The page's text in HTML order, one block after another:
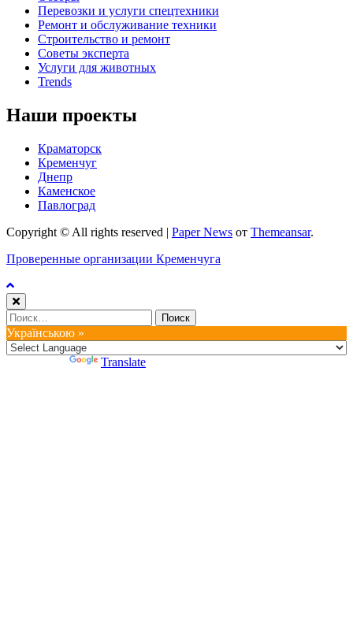
Перевозки и услуги спецтехники
Ремонт и обслуживание техники
Строительство и ремонт
Советы эксперта
Услуги для животных
Trends
Наши проекты
Краматорск
Кременчуг
Днепр
Каменское
Павлоград
Copyright © All rights reserved | Paper News от Themeansar.
Проверенные организации Кременчуга
Найти:
Українською »
Translate